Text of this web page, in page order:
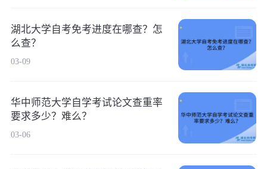
湖北大学自考免考进度在哪查？怎
么查？
03-09
华中师范大学自学考试论文查重率
要求多少？难么？
03-06